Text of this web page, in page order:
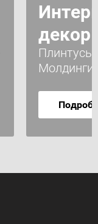
декор
Молдинги